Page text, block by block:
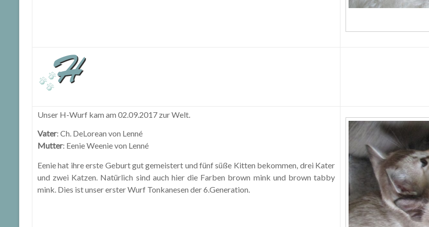
Unser H-Wurf kam am 02.09.2017 zur Welt.
Vater: Ch. DeLorean von Lenné
Mutter: Eenie Weenie von Lenné
Eenie hat ihre erste Geburt gut gemeistert und fünf süße Kitten bekommen, drei Kater
und zwei Katzen. Natürlich sind auch hier die Farben brown mink und brown tabby
mink. Dies ist unser erster Wurf Tonkanesen der 6.Generation.